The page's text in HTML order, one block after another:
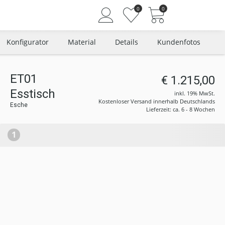
Passwort vergessen?
Neuer Kunde? Jetzt registrieren
0 0
Konfigurator Material Details Kundenfotos
ET01
Esstisch
Esche
€ 1.215,00
inkl. 19% MwSt.
Kostenloser Versand innerhalb Deutschlands
Lieferzeit: ca. 6 - 8 Wochen
1